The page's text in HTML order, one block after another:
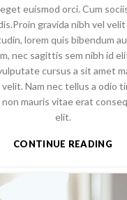
euismod orci. Cum
gravida nibh vel
lorem quis bibendum
nec sagittis sem nibh id
cursus a sit amet
velit. Nam nec tellus a odio
non mauris vitae erat
elit.
CONTINUE READING